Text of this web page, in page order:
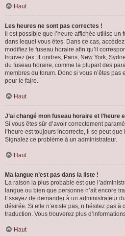
Haut
Les heures ne sont pas correctes !
Il est possible que l’heure affichée utilise
dans lequel vous êtes. Dans ce cas,
modifiez le fuseau horaire afin qu’il
trouvez (ex : Londres, Paris, New York,
du fuseau horaire, comme la plupart des
membres du forum. Donc si vous n’êtes pas
pour le faire.
Haut
J’ai changé mon fuseau horaire et l’heure
Si vous êtes sûr d’avoir correctement
l’heure est toujours incorrecte, il se peut
Signalez ce problème à un administrateur.
Haut
Ma langue n’est pas dans la liste !
La raison la plus probable est que
langue ou bien que personne n’ait encore
Essayez de demander à un administrateur
désirée. Si elle n’existe pas, n’hésitez pas
traduction. Vous trouverez plus
Haut